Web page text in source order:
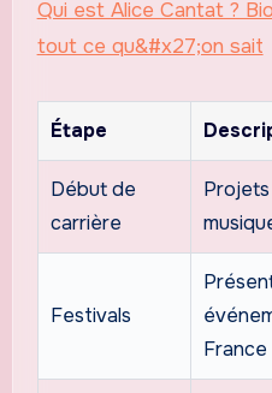
Qui est Alice Cantat ?
tout ce qu&#x27;on sait
Étape
Début de
carrière
Festivals
France